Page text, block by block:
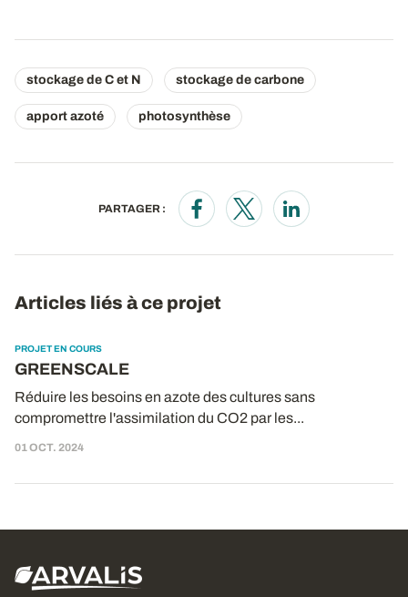
stockage de C et N stockage de carbone
apport azoté photosynthèse
PARTAGER :
Opens in a new window
Opens in a new window
Opens in a new
Articles liés à ce projet
PROJET EN COURS
GREENSCALE
Réduire les besoins en azote des cultures sans
compromettre l'assimilation du CO2 par les...
01 OCT. 2024